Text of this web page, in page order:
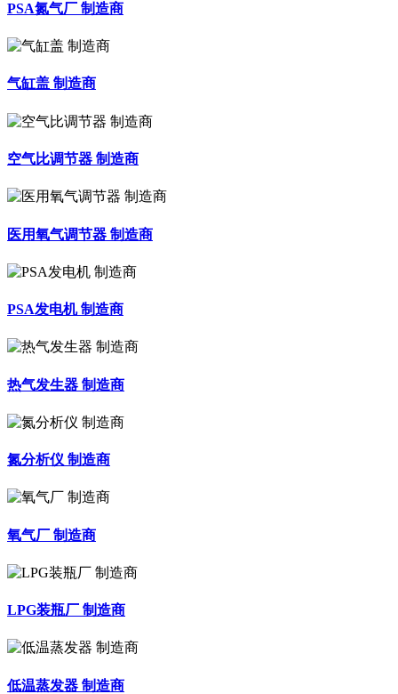
PSA氮气厂 制造商
气缸盖 制造商
空气比调节器 制造商
医用氧气调节器 制造商
PSA发电机 制造商
热气发生器 制造商
氮分析仪 制造商
氧气厂 制造商
LPG装瓶厂 制造商
低温蒸发器 制造商